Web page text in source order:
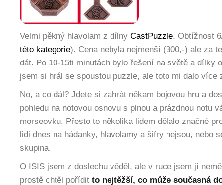
Velmi pěkný hlavolam z dílny CastPuzzle. Obtížnost
této kategorie). Cena nebyla nejmenší (300,-) ale za
dát. Po 10-15ti minutách bylo řešení na světě a dílky
jsem si hrál se spoustou puzzle, ale toto mi dalo více
No, a co dál? Jdete si zahrát někam bojovou hru a
pohledu na notovou osnovu s plnou a prázdnou notu
morseovku. Přesto to několika lidem dělalo značné
lidi dnes na hádanky, hlavolamy a šifry nejsou, nebo
skupina.
O ISIS jsem z doslechu věděl, ale v ruce jsem jí
prostě chtěl pořídit to nejtěžší, co může současná